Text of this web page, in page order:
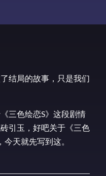
结局的故事，只是我们
三色绘恋S》这段剧情
引玉，好吧关于《三色
天就先写到这。